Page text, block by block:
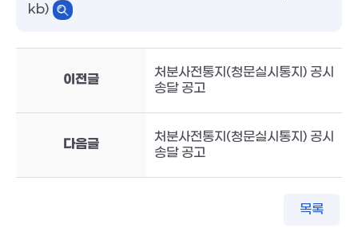
kb)
이전글
처분사전통지(청문실시통지) 공시
송달 공고
다음글
처분사전통지(청문실시통지) 공시
송달 공고
목록